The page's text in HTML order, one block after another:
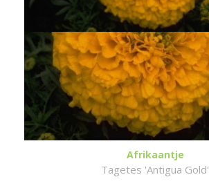
Afrikaantje
Tagetes 'Antigua Gold'